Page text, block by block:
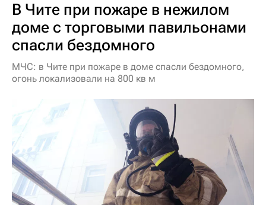
В Чите при пожаре в нежилом
доме с торговыми павильонами
спасли бездомного
МЧС: в Чите при пожаре в доме спасли бездомного,
огонь локализовали на 800 кв м